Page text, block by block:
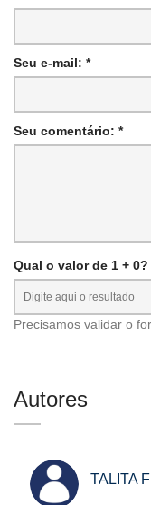
Seu e-mail: *
Seu comentário: *
Qual o valor de 1 + 0?
Precisamos validar o
Autores
TALITA